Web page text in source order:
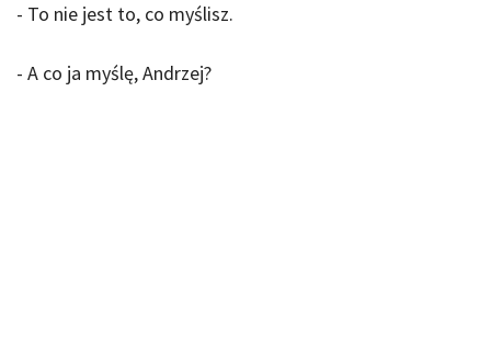
- To nie jest to, co myślisz.
- A co ja myślę, Andrzej?